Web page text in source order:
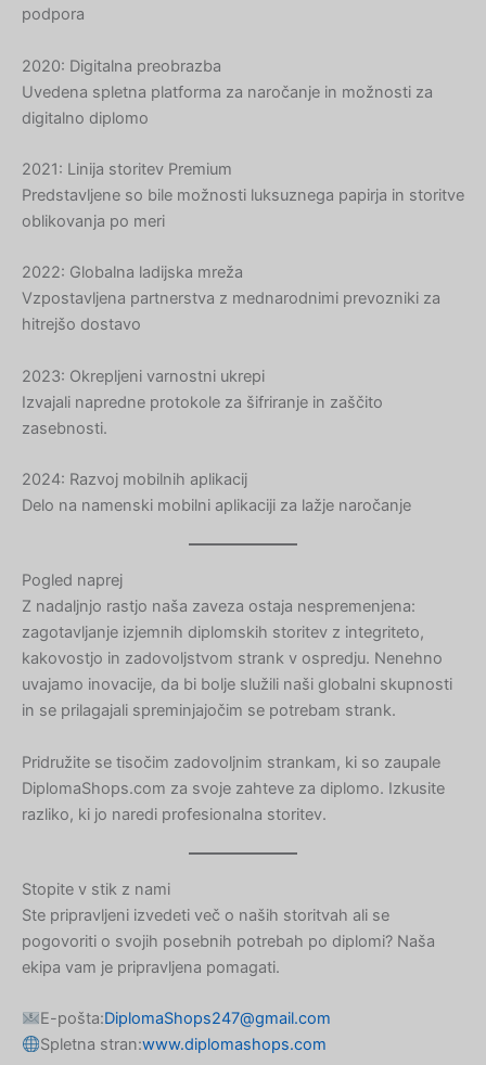
podpora
2020: Digitalna preobrazba
Uvedena spletna platforma za naročanje in možnosti za
digitalno diplomo
2021: Linija storitev Premium
Predstavljene so bile možnosti luksuznega papirja in storitve
oblikovanja po meri
2022: Globalna ladijska mreža
Vzpostavljena partnerstva z mednarodnimi prevozniki za
hitrejšo dostavo
2023: Okrepljeni varnostni ukrepi
Izvajali napredne protokole za šifriranje in zaščito
zasebnosti.
2024: Razvoj mobilnih aplikacij
Delo na namenski mobilni aplikaciji za lažje naročanje
Pogled naprej
Z nadaljnjo rastjo naša zaveza ostaja nespremenjena:
zagotavljanje izjemnih diplomskih storitev z integriteto,
kakovostjo in zadovoljstvom strank v ospredju. Nenehno
uvajamo inovacije, da bi bolje služili naši globalni skupnosti
in se prilagajali spreminjajočim se potrebam strank.
Pridružite se tisočim zadovoljnim strankam, ki so zaupale
DiplomaShops.com za svoje zahteve za diplomo. Izkusite
razliko, ki jo naredi profesionalna storitev.
Stopite v stik z nami
Ste pripravljeni izvedeti več o naših storitvah ali se
pogovoriti o svojih posebnih potrebah po diplomi? Naša
ekipa vam je pripravljena pomagati.
E-pošta:DiplomaShops247@gmail.com
Spletna stran:www.diplomashops.comFinnish
Belarusian
Czech
Danish
Croatian
Hungarian
Indonesian
Icelandic
Japanese
Lithuanian
Polish
Slovak
Ukrainian